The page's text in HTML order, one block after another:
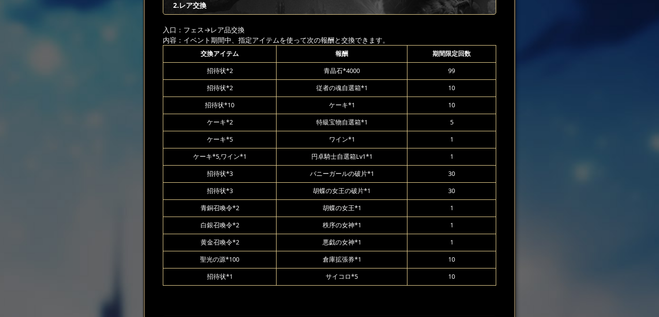
2.レア交換
入口：フェス→レア品交換
内容：イベント期間中、指定アイテムを使って次の報酬と交換できます。
交換アイテム 報酬 期間限定回数
招待状*2 青晶石*4000 99
招待状*2 従者の魂自選箱*1 10
招待状*10 ケーキ*1 10
ケーキ*2 特級宝物自選箱*1 5
ケーキ*5 ワイン*1 1
ケーキ*5,ワイン*1 円卓騎士自選箱Lv1*1 1
招待状*3 バニーガールの破片*1 30
招待状*3 胡蝶の女王の破片*1 30
青銅召喚令*2 胡蝶の女王*1 1
白銀召喚令*2 秩序の女神*1 1
黄金召喚令*2 悪戯の女神*1 1
聖光の源*100 倉庫拡張券*1 10
招待状*1 サイコロ*5 10